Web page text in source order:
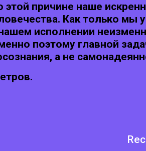
этой причине наше
Как только мы
исполнении
поэтому главной
а не